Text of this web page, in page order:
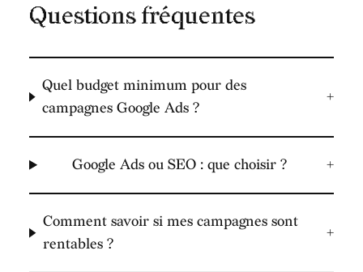
Questions fréquentes
Quel budget minimum pour des
campagnes Google Ads ?
+
Google Ads ou SEO : que choisir ? +
Comment savoir si mes campagnes sont
rentables ?
+